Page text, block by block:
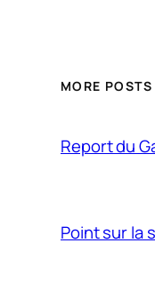
MORE POSTS
Report du
Point sur la